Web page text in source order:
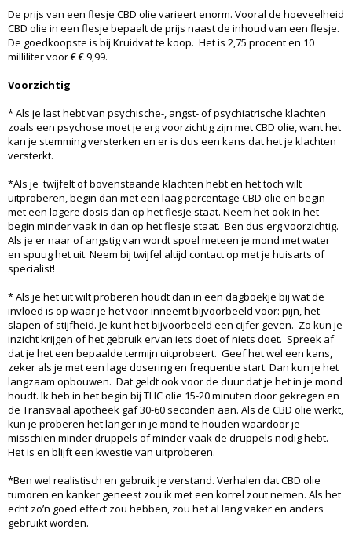
De prijs van een flesje CBD olie varieert enorm. Vooral de hoeveelheid
CBD olie in een flesje bepaalt de prijs naast de inhoud van een flesje.
De goedkoopste is bij Kruidvat te koop. Het is 2,75 procent en 10
milliliter voor € € 9,99.
Voorzichtig
* Als je last hebt van psychische-, angst- of psychiatrische klachten
zoals een psychose moet je erg voorzichtig zijn met CBD olie, want het
kan je stemming versterken en er is dus een kans dat het je klachten
versterkt.
*Als je twijfelt of bovenstaande klachten hebt en het toch wilt
uitproberen, begin dan met een laag percentage CBD olie en begin
met een lagere dosis dan op het flesje staat. Neem het ook in het
begin minder vaak in dan op het flesje staat. Ben dus erg voorzichtig.
Als je er naar of angstig van wordt spoel meteen je mond met water
en spuug het uit. Neem bij twijfel altijd contact op met je huisarts of
specialist!
* Als je het uit wilt proberen houdt dan in een dagboekje bij wat de
invloed is op waar je het voor inneemt bijvoorbeeld voor: pijn, het
slapen of stijfheid. Je kunt het bijvoorbeeld een cijfer geven. Zo kun je
inzicht krijgen of het gebruik ervan iets doet of niets doet. Spreek af
dat je het een bepaalde termijn uitprobeert. Geef het wel een kans,
zeker als je met een lage dosering en frequentie start. Dan kun je het
langzaam opbouwen. Dat geldt ook voor de duur dat je het in je mond
houdt. Ik heb in het begin bij THC olie 15-20 minuten door gekregen en
de Transvaal apotheek gaf 30-60 seconden aan. Als de CBD olie werkt,
kun je proberen het langer in je mond te houden waardoor je
misschien minder druppels of minder vaak de druppels nodig hebt.
Het is en blijft een kwestie van uitproberen.
*Ben wel realistisch en gebruik je verstand. Verhalen dat CBD olie
tumoren en kanker geneest zou ik met een korrel zout nemen. Als het
echt zo’n goed effect zou hebben, zou het al lang vaker en anders
gebruikt worden.